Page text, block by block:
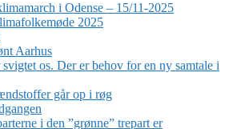
i Odense – 15/11-2025
2025
Aarhus
svigtet os. Der er behov for en ny samtale i
går op i røg
i den ”grønne” trepart er